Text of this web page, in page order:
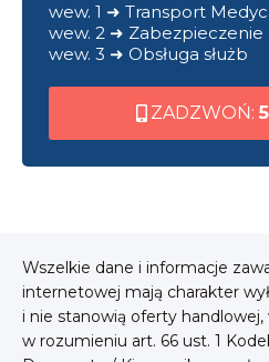
wew. 1 ➜ Transport
wew. 2 ➜ Zabezpieczenie
wew. 3 ➜ Obsługa służb
ZADZWOŃ:
Wszelkie dane i informacje
internetowej mają charakter
i nie stanowią oferty
w rozumieniu art. 66 ust. 1